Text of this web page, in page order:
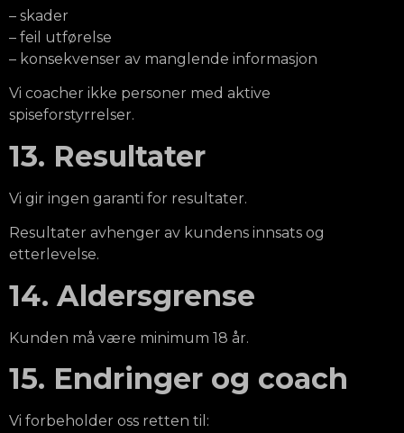
– skader
– feil utførelse
– konsekvenser av manglende informasjon
Vi coacher ikke personer med aktive
spiseforstyrrelser.
13. Resultater
Vi gir ingen garanti for resultater.
Resultater avhenger av kundens innsats og
etterlevelse.
14. Aldersgrense
Kunden må være minimum 18 år.
15. Endringer og coach
Vi forbeholder oss retten til: